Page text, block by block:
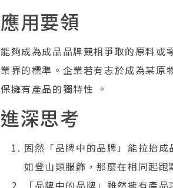
應用要領
能夠成為成品品牌競相爭取的原料或
業界的標準。企業若有志於成為某原
保擁有產品的獨特性 。
進深思考
固然「品牌中的品牌」能拉抬
如登山類服飾，那麼在相同起
「品牌中的品牌」雖然擁有產